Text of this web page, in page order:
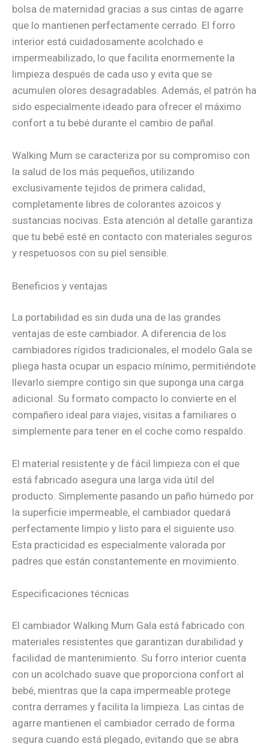
bolsa de maternidad gracias a sus cintas de agarre
que lo mantienen perfectamente cerrado. El forro
interior está cuidadosamente acolchado e
impermeabilizado, lo que facilita enormemente la
limpieza después de cada uso y evita que se
acumulen olores desagradables. Además, el patrón ha
sido especialmente ideado para ofrecer el máximo
confort a tu bebé durante el cambio de pañal.
Walking Mum se caracteriza por su compromiso con
la salud de los más pequeños, utilizando
exclusivamente tejidos de primera calidad,
completamente libres de colorantes azoicos y
sustancias nocivas. Esta atención al detalle garantiza
que tu bebé esté en contacto con materiales seguros
y respetuosos con su piel sensible.
Beneficios y ventajas
La portabilidad es sin duda una de las grandes
ventajas de este cambiador. A diferencia de los
cambiadores rígidos tradicionales, el modelo Gala se
pliega hasta ocupar un espacio mínimo, permitiéndote
llevarlo siempre contigo sin que suponga una carga
adicional. Su formato compacto lo convierte en el
compañero ideal para viajes, visitas a familiares o
simplemente para tener en el coche como respaldo.
El material resistente y de fácil limpieza con el que
está fabricado asegura una larga vida útil del
producto. Simplemente pasando un paño húmedo por
la superficie impermeable, el cambiador quedará
perfectamente limpio y listo para el siguiente uso.
Esta practicidad es especialmente valorada por
padres que están constantemente en movimiento.
Especificaciones técnicas
El cambiador Walking Mum Gala está fabricado con
materiales resistentes que garantizan durabilidad y
facilidad de mantenimiento. Su forro interior cuenta
con un acolchado suave que proporciona confort al
bebé, mientras que la capa impermeable protege
contra derrames y facilita la limpieza. Las cintas de
agarre mantienen el cambiador cerrado de forma
segura cuando está plegado, evitando que se abra